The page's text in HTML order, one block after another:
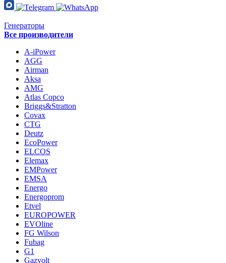
Генераторы
Все производители
A-iPower
AGG
Airman
Aksa
AMG
Atlas Copco
Briggs&Stratton
Covax
CTG
Deutz
EcoPower
ELCOS
Elemax
EMPower
EMSA
Energo
Energoprom
Etvel
EUROPOWER
EVOline
FG Wilson
Fubag
G1
Gazvolt